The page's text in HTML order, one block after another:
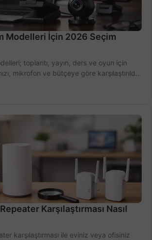
Modelleri İçin 2026 Seçim
toplantı, yayın, ders ve oyun için
mikrofon ve bütçeye göre karşılaştırıldı.
Karşılaştırması Nasıl
karşılaştırması ile eviniz veya ofisiniz